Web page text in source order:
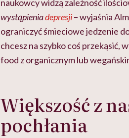
naukowcy widzą zależność
wystąpieniadepresji– wyjaśnia
ograniczyć śmieciowe jedzenie
chcesz na szybko coś przekąsić,
food z organicznym lub
Większość z
pochłania